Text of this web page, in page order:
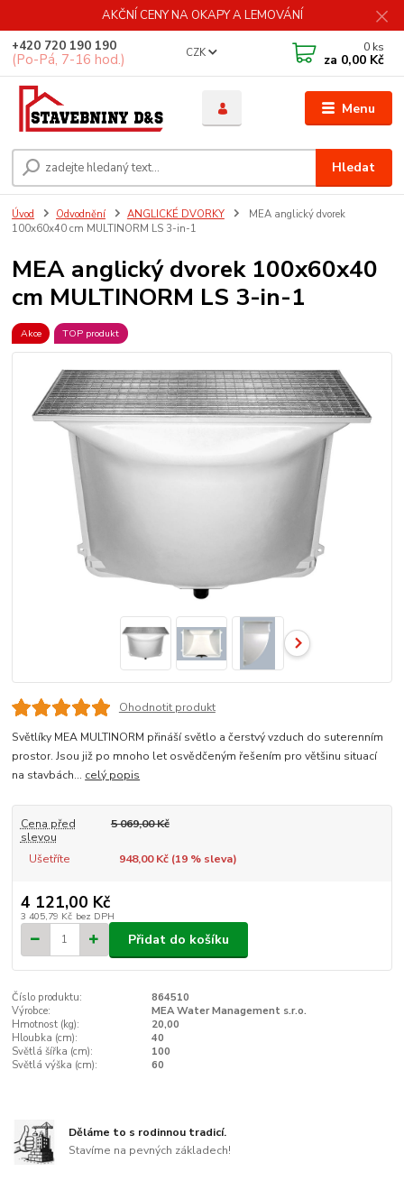
AKČNÍ CENY NA OKAPY A LEMOVÁNÍ
Menu
CZK
Hledat
+420 720 190 190
(Po-Pá, 7-16 hod.)
0 ks
za 0,00 Kč
Úvod Odvodnění ANGLICKÉ DVORKY
MEA anglický dvorek
100x60x40 cm MULTINORM LS 3-in-1
MEA anglický dvorek 100x60x40
cm MULTINORM LS 3-in-1
Akce TOP produkt
Ohodnotit produkt
Světlíky MEA MULTINORM přináší světlo a čerstvý vzduch do suterenním
prostor. Jsou již po mnoho let osvědčeným řešením pro většinu situací
na stavbách... celý popis
Cena před
slevou
5 069,00 Kč
Ušetříte 948,00 Kč (19% sleva)
4 121,00 Kč
3 405,79 Kč bez DPH
Přidat do košíku
Číslo produktu:
864510
Výrobce:
MEA Water Management s.r.o.
Hmotnost (kg):
20,00
Hloubka (cm):
40
Světlá šířka (cm):
100
Světlá výška (cm):
60
Děláme to s rodinnou tradicí.
Stavíme na pevných základech!